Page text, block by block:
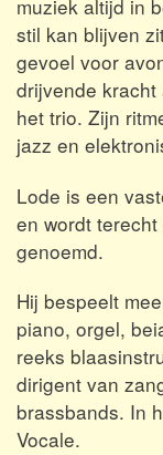
muziek altijd in
stil kan blijven
gevoel voor
drijvende
het trio. Zijn
jazz en
Lode is een
en wordt
genoemd.
Hij bespeelt
piano, orgel,
reeks
dirigent van
brassbands. In
Vocale.